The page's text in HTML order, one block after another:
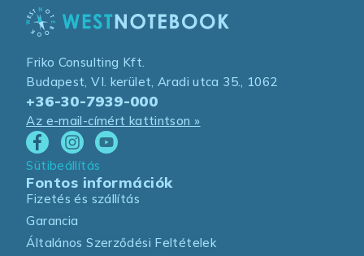
Friko Consulting Kft.
Budapest, VI. kerület, Aradi utca 35., 1062
+36-30-7939-000
Az e-mail-címért kattintson »
Sütibeállítás
Fontos információk
Fizetés és szállítás
Garancia
Általános Szerződési Feltételek